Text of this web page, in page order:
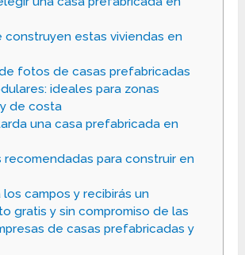
construyen estas viviendas en
fotos de casas prefabricadas
ideales para zonas
de costa
una casa prefabricada en
para construir en
los campos y recibirás un
gratis y sin compromiso de las
de casas prefabricadas y